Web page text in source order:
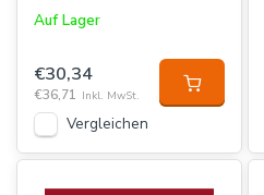
Auf Lager
€30,34
€36,71 Inkl. MwSt.
Vergleichen